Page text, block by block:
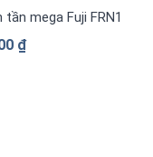
pha 380 V
tần mega Fuji
₫